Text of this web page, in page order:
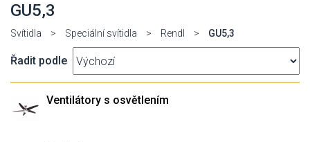
GU5,3
Svítidla > Speciální svítidla > Rendl > GU5,3
Řadit podle
Ventilátory s osvětlením